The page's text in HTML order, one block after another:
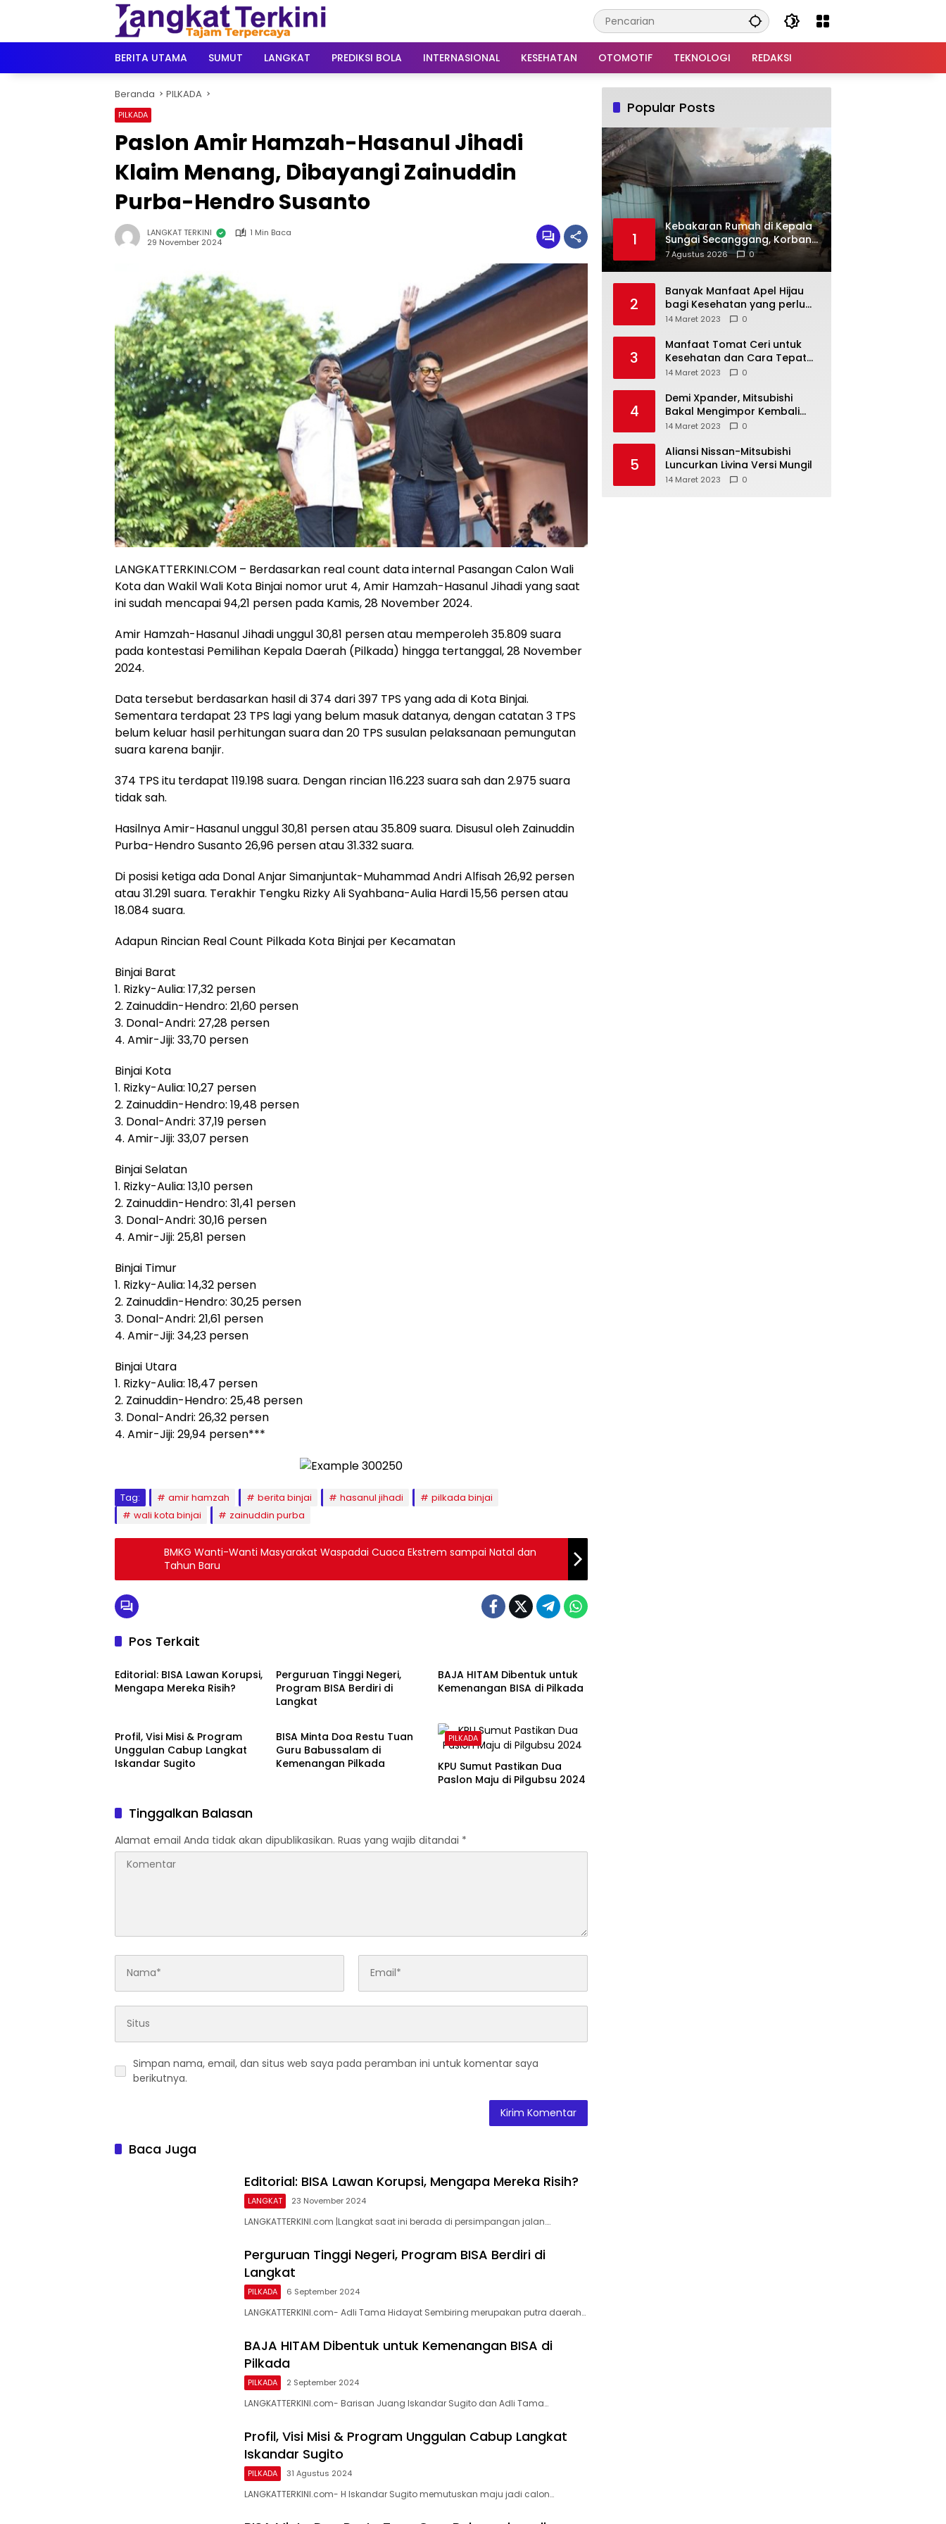
BERITA UTAMA
SUMUT LANGKAT PREDIKSI BOLA INTERNASIONAL KESEHATAN OTOMOTIF TEKNOLOGI REDAKSI
Beranda PILKADA
PILKADA
Paslon Amir Hamzah-Hasanul Jihadi
Klaim Menang, Dibayangi Zainuddin
Purba-Hendro Susanto
LANGKAT TERKINI
1 Min Baca
29 November 2024
LANGKATTERKINI.COM – Berdasarkan real count data internal Pasangan Calon Wali
Kota dan Wakil Wali Kota Binjai nomor urut 4, Amir Hamzah-Hasanul Jihadi yang saat
ini sudah mencapai 94,21 persen pada Kamis, 28 November 2024.
Amir Hamzah-Hasanul Jihadi unggul 30,81 persen atau memperoleh 35.809 suara
pada kontestasi Pemilihan Kepala Daerah (Pilkada) hingga tertanggal, 28 November
2024.
Data tersebut berdasarkan hasil di 374 dari 397 TPS yang ada di Kota Binjai.
Sementara terdapat 23 TPS lagi yang belum masuk datanya, dengan catatan 3 TPS
belum keluar hasil perhitungan suara dan 20 TPS susulan pelaksanaan pemungutan
suara karena banjir.
374 TPS itu terdapat 119.198 suara. Dengan rincian 116.223 suara sah dan 2.975 suara
tidak sah.
Hasilnya Amir-Hasanul unggul 30,81 persen atau 35.809 suara. Disusul oleh Zainuddin
Purba-Hendro Susanto 26,96 persen atau 31.332 suara.
Di posisi ketiga ada Donal Anjar Simanjuntak-Muhammad Andri Alfisah 26,92 persen
atau 31.291 suara. Terakhir Tengku Rizky Ali Syahbana-Aulia Hardi 15,56 persen atau
18.084 suara.
Adapun Rincian Real Count Pilkada Kota Binjai per Kecamatan
Binjai Barat
1. Rizky-Aulia: 17,32 persen
2. Zainuddin-Hendro: 21,60 persen
3. Donal-Andri: 27,28 persen
4. Amir-Jiji: 33,70 persen
Binjai Kota
1. Rizky-Aulia: 10,27 persen
2. Zainuddin-Hendro: 19,48 persen
3. Donal-Andri: 37,19 persen
4. Amir-Jiji: 33,07 persen
Binjai Selatan
1. Rizky-Aulia: 13,10 persen
2. Zainuddin-Hendro: 31,41 persen
3. Donal-Andri: 30,16 persen
4. Amir-Jiji: 25,81 persen
Binjai Timur
1. Rizky-Aulia: 14,32 persen
2. Zainuddin-Hendro: 30,25 persen
3. Donal-Andri: 21,61 persen
4. Amir-Jiji: 34,23 persen
Binjai Utara
1. Rizky-Aulia: 18,47 persen
2. Zainuddin-Hendro: 25,48 persen
3. Donal-Andri: 26,32 persen
4. Amir-Jiji: 29,94 persen***
Tag: amir hamzah berita binjai hasanul jihadi
pilkada binjai
wali kota binjai
zainuddin purba
BMKG Wanti-Wanti Masyarakat Waspadai Cuaca Ekstrem sampai Natal dan
Tahun Baru
Pos Terkait
LANGKAT
Editorial: BISA Lawan Korupsi,
Mengapa Mereka Risih?
Perguruan Tinggi Negeri,
Program BISA Berdiri di
Langkat
BAJA HITAM Dibentuk untuk
Kemenangan BISA di Pilkada
Profil, Visi Misi & Program
Unggulan Cabup Langkat
Iskandar Sugito
PILKADA
BISA Minta Doa Restu Tuan
Guru Babussalam di
Kemenangan Pilkada
PILKADA
KPU Sumut Pastikan Dua
Paslon Maju di Pilgubsu 2024
Tinggalkan Balasan
Alamat email Anda tidak akan dipublikasikan. Ruas yang wajib ditandai *
Simpan nama, email, dan situs web saya pada peramban ini untuk komentar saya
berikutnya.
Baca Juga
Editorial: BISA Lawan Korupsi, Mengapa Mereka Risih?
LANGKAT 23 November 2024
LANGKATTERKINI.com |Langkat saat ini berada di persimpangan jalan….
Perguruan Tinggi Negeri, Program BISA Berdiri di
Langkat
PILKADA 6 September 2024
LANGKATTERKINI.com- Adli Tama Hidayat Sembiring merupakan putra daerah…
BAJA HITAM Dibentuk untuk Kemenangan BISA di
Pilkada
PILKADA 2 September 2024
LANGKATTERKINI.com- Barisan Juang Iskandar Sugito dan Adli Tama…
Profil, Visi Misi & Program Unggulan Cabup Langkat
Iskandar Sugito
PILKADA 31 Agustus 2024
LANGKATTERKINI.com- H Iskandar Sugito memutuskan maju jadi calon…
Popular Posts
1
Kebakaran Rumah di Kepala
Sungai Secanggang, Korban
Dievakuasi
7 Agustus 2026 0
2
Banyak Manfaat Apel Hijau
bagi Kesehatan yang perlu
Anda ketahui
14 Maret 2023 0
3
Manfaat Tomat Ceri untuk
Kesehatan dan Cara Tepat
Mengonsumsinya
14 Maret 2023 0
4
Demi Xpander, Mitsubishi
Bakal Mengimpor Kembali
Pajero Sport
14 Maret 2023 0
5
Aliansi Nissan-Mitsubishi
Luncurkan Livina Versi Mungil
14 Maret 2023 0